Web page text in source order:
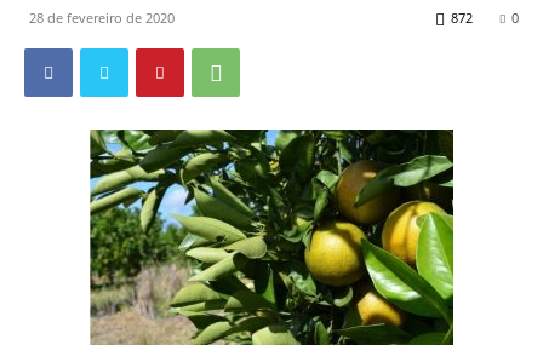
28 de fevereiro de 2020 0
872